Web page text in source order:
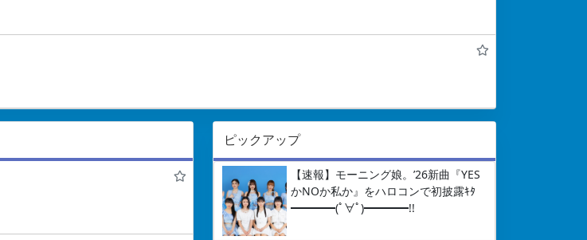
ピックアップ
【速報】モーニング娘。’26新曲『YES
かNOか私か』をハロコンで初披露ｷﾀ
━━━━(ﾟ∀ﾟ)━━━━!!